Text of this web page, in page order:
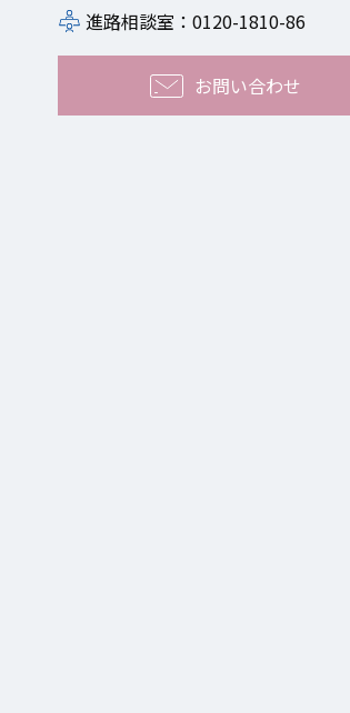
進路相談室：0120-1810-86
お問い合わせ